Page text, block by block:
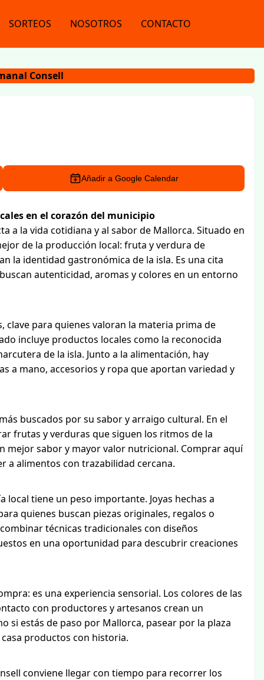
SORTEOS NOSOTROS CONTACTO
Consell
Añadir a Google Calendar
en el corazón del municipio
a la vida cotidiana y al sabor de Mallorca. Situado en
de la producción local: fruta y verdura de
la identidad gastronómica de la isla. Es una cita
autenticidad, aromas y colores en un entorno
clave para quienes valoran la materia prima de
incluye productos locales como la reconocida
de la isla. Junto a la alimentación, hay
a mano, accesorios y ropa que aportan variedad y
buscados por su sabor y arraigo cultural. En el
frutas y verduras que siguen los ritmos de la
sabor y mayor valor nutricional. Comprar aquí
a alimentos con trazabilidad cercana.
tiene un peso importante. Joyas hechas a
quienes buscan piezas originales, regalos o
técnicas tradicionales con diseños
en una oportunidad para descubrir creaciones
es una experiencia sensorial. Los colores de las
con productores y artesanos crean un
si estás de paso por Mallorca, pasear por la plaza
productos con historia.
conviene llegar con tiempo para recorrer los